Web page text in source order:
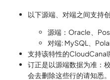
以下源端、对端之间支持
源端：Oracle、
对端: MySQL、
支持该特性的CloudCanal
订正是以源端数据为准：
会去删除这些行的请知悉。